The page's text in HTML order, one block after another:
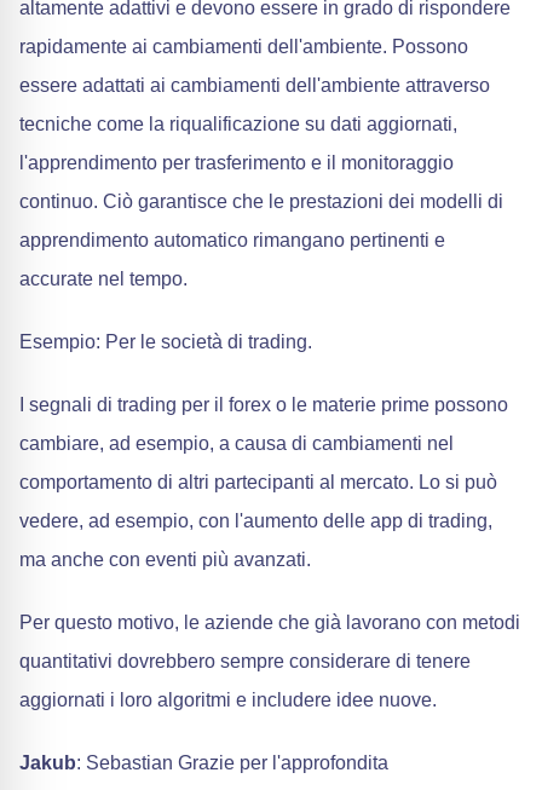
altamente adattivi e devono essere in grado di rispondere
rapidamente ai cambiamenti dell'ambiente. Possono
essere adattati ai cambiamenti dell'ambiente attraverso
tecniche come la riqualificazione su dati aggiornati,
l'apprendimento per trasferimento e il monitoraggio
continuo. Ciò garantisce che le prestazioni dei modelli di
apprendimento automatico rimangano pertinenti e
accurate nel tempo.
Esempio: Per le società di trading.
I segnali di trading per il forex o le materie prime possono
cambiare, ad esempio, a causa di cambiamenti nel
comportamento di altri partecipanti al mercato. Lo si può
vedere, ad esempio, con l'aumento delle app di trading,
ma anche con eventi più avanzati.
Per questo motivo, le aziende che già lavorano con metodi
quantitativi dovrebbero sempre considerare di tenere
aggiornati i loro algoritmi e includere idee nuove.
Jakub: Sebastian Grazie per l'approfondita